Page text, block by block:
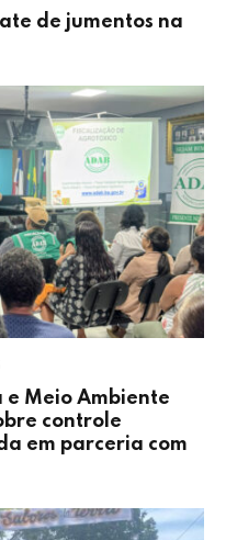
de jumentos na
Meio Ambiente
controle
em parceria com